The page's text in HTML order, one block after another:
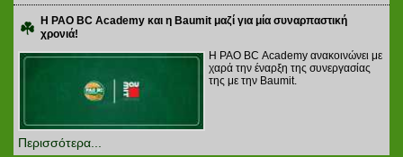
Η PAO BC Academy και η Baumit μαζί για μία συναρπαστική
χρονιά!
Η PAO BC Academy ανακοινώνει με
χαρά την έναρξη της συνεργασίας
της με την Baumit.
Περισσότερα...